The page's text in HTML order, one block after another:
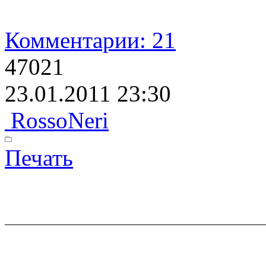
Комментарии: 21
47021
23.01.2011 23:30
RossoNeri
Печать